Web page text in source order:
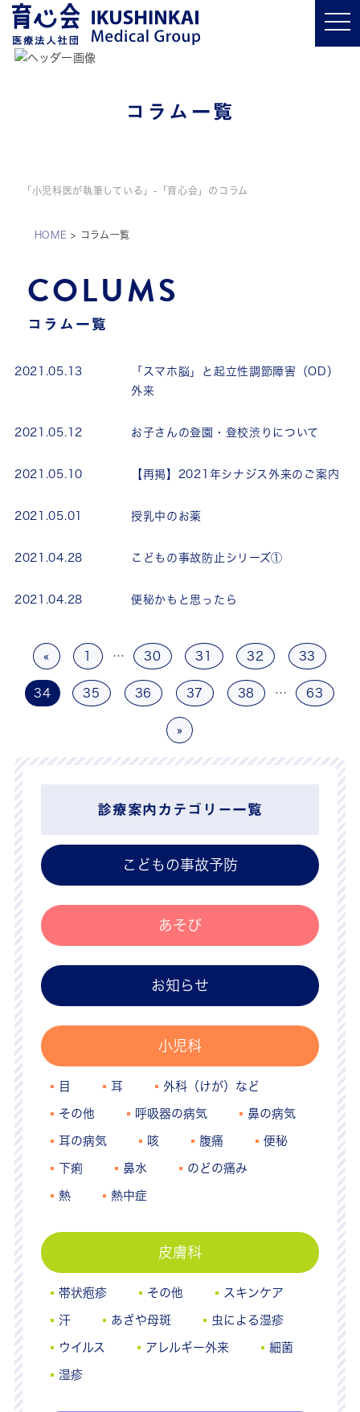
t
o
コラム一覧
「小児科医が執筆している」-「育心会」のコラム
HOME > コラム一覧
コラム一覧
COLUMS
2021.05.13
「スマホ脳」と起立性調節障害（OD）
外来
2021.05.12 お子さんの登園・登校渋りについて
2021.05.10 【再掲】2021年シナジス外来のご案内
2021.05.01 授乳中のお薬
2021.04.28 こどもの事故防止シリーズ①
2021.04.28 便秘かもと思ったら
« … 30 31 32 33
34 35 36 37 38 … 63
»
診療案内カテゴリー一覧
こどもの事故予防
あそび
お知らせ
小児科
目 耳 外科（けが）など
その他 呼吸器の病気 鼻の病気
耳の病気 咳 腹痛 便秘
下痢 鼻水 のどの痛み
熱 熱中症
皮膚科
帯状疱疹 その他 スキンケア
汗 あざや母斑 虫による湿疹
ウイルス アレルギー外来 細菌
湿疹